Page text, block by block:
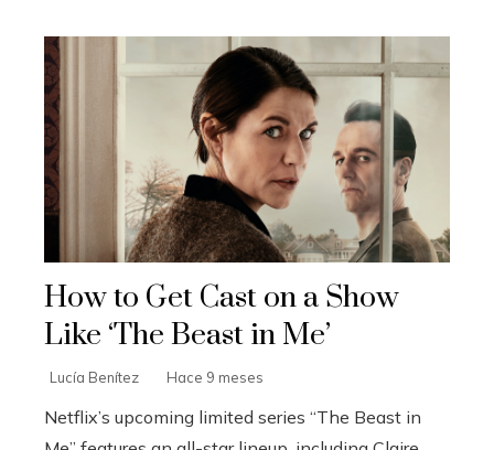
How to Get Cast on a Show
Like ‘The Beast in Me’
Lucía Benítez Hace 9 meses
Netflix’s upcoming limited series “The Beast in